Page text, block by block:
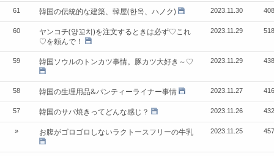
61 韓国の伝統的な建築、韓屋(한옥、ハノク) 2023.11.30 408
60
ヤンコチ(양꼬치)を注文するときは必ず♡これ
♡を頼んで！
2023.11.29 518
59 韓国ソウルのトンカツ事情。豚カツ大好き～♡ 2023.11.29 438
58 韓国の生理用品&パンティーライナー事情 2023.11.27 416
57 韓国のサバ焼きってどんな感じ？ 2023.11.26 432
» お腹がゴロゴロしないラクトースフリーの牛乳 2023.11.25 457